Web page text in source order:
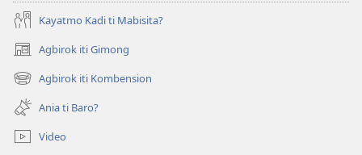
Kayatmo Kadi ti Mabisita?
Agbirok iti Gimong
(manglukat
iti
baro
window)
Agbirok iti Kombension
(manglukat
iti
baro
a
window)
Ania ti Baro?
Video